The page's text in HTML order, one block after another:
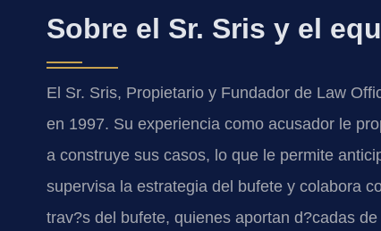
Sobre el Sr. Sris y el
El Sr. Sris, Propietario y Fundador de Law
en 1997. Su experiencia como acusador le
a construye sus casos, lo que le permite
supervisa la estrategia del bufete y colabora
trav?s del bufete, quienes aportan d?cadas